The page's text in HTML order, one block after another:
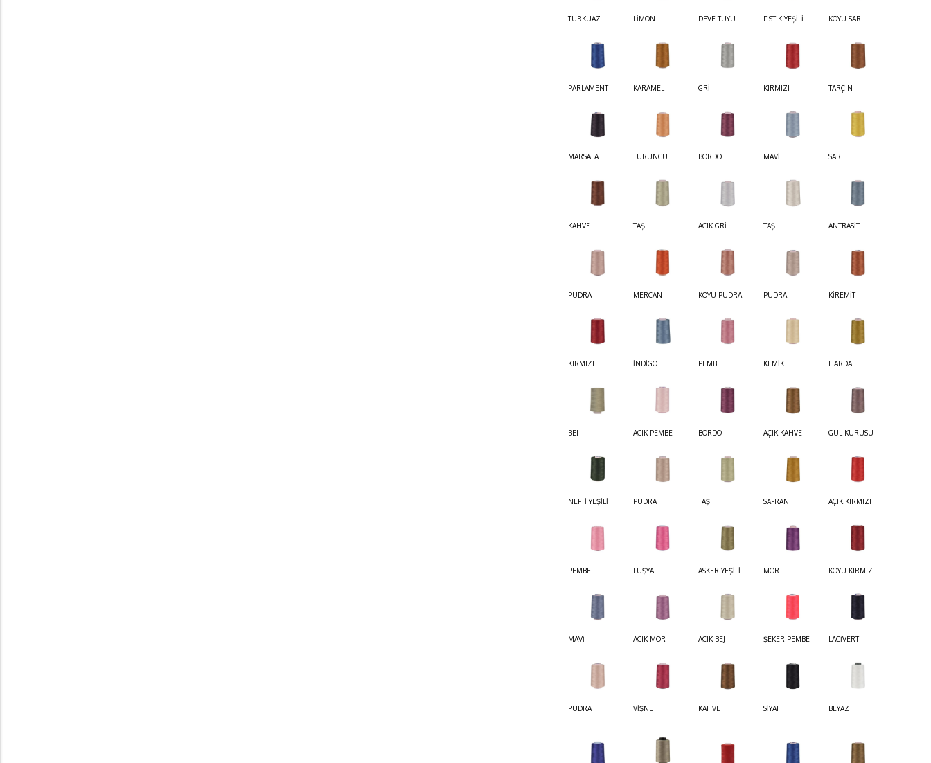
TURKUAZ LİMON DEVE TÜYÜ FISTIK YEŞİLİ KOYU SARI
PARLAMENT KARAMEL GRİ KIRMIZI TARÇIN
MARSALA TURUNCU BORDO MAVİ SARI
KAHVE TAŞ AÇIK GRİ TAŞ ANTRASİT
PUDRA MERCAN KOYU PUDRA PUDRA KİREMİT
KIRMIZI İNDİGO PEMBE KEMİK HARDAL
BEJ AÇIK PEMBE BORDO AÇIK KAHVE GÜL KURUSU
NEFTİ YEŞİLİ PUDRA TAŞ SAFRAN AÇIK KIRMIZI
PEMBE FUŞYA ASKER YEŞİLİ MOR KOYU KIRMIZI
MAVİ AÇIK MOR AÇIK BEJ ŞEKER PEMBE LACİVERT
PUDRA VİŞNE KAHVE SİYAH BEYAZ